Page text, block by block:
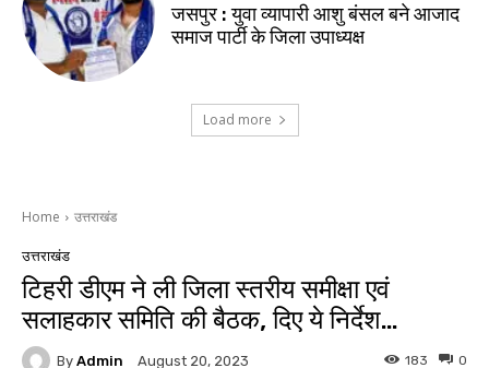
जसपुर : युवा व्यापारी आशु बंसल बने आजाद
समाज पार्टी के जिला उपाध्यक्ष
Load more